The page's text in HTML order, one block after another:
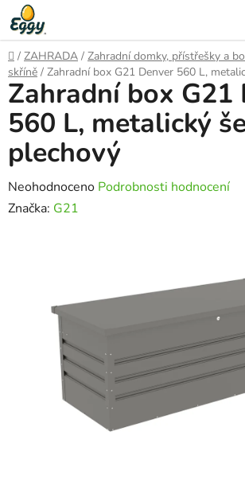
Přejít
na
obsah
Domů
/ ZAHRADA / Zahradní domky, přístřešky a
skříně / Zahradní box G21 Denver 560 L,
Zahradní box G21
560 L, metalický
plechový
Průměrné
hodnocení
hvězdiček.
Neohodnoceno Podrobnosti hodnocení
Značka: G21